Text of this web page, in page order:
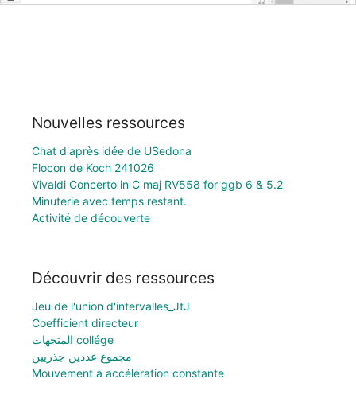
Nouvelles ressources
Chat d'après idée de USedona
Flocon de Koch 241026
Vivaldi Concerto in C maj RV558 for ggb 6 & 5.2
Minuterie avec temps restant.
Activité de découverte
Découvrir des ressources
Jeu de l'union d'intervalles_JtJ
Coefficient directeur
المتجهات collége
مجموع عددين جذريين
Mouvement à accélération constante